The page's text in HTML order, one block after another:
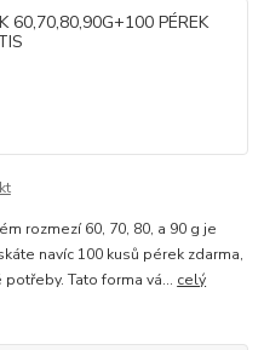
rozmezí 60, 70, 80, a 90 g je
navíc 100 kusů pérek zdarma,
Tato forma vá... celý